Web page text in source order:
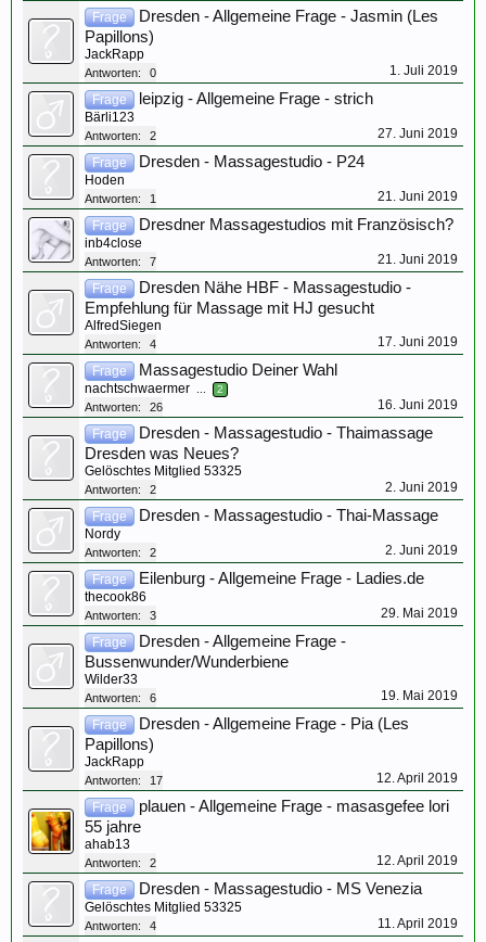
Frage
Dresden - Allgemeine Frage - Jasmin (Les
Papillons)
JackRapp
Antworten: 0 1. Juli 2019
Frage leipzig - Allgemeine Frage - strich
Bärli123
Antworten: 2 27. Juni 2019
Frage Dresden - Massagestudio - P24
Hoden
Antworten: 1 21. Juni 2019
Frage Dresdner Massagestudios mit Französisch?
inb4close
Antworten: 7 21. Juni 2019
Frage
Dresden Nähe HBF - Massagestudio -
Empfehlung für Massage mit HJ gesucht
AlfredSiegen
Antworten: 4 17. Juni 2019
Frage Massagestudio Deiner Wahl
nachtschwaermer ... 2
Antworten: 26 16. Juni 2019
Frage
Dresden - Massagestudio - Thaimassage
Dresden was Neues?
Gelöschtes Mitglied 53325
Antworten: 2 2. Juni 2019
Frage Dresden - Massagestudio - Thai-Massage
Nordy
Antworten: 2 2. Juni 2019
Frage Eilenburg - Allgemeine Frage - Ladies.de
thecook86
Antworten: 3 29. Mai 2019
Frage
Dresden - Allgemeine Frage -
Bussenwunder/Wunderbiene
Wilder33
Antworten: 6 19. Mai 2019
Frage
Dresden - Allgemeine Frage - Pia (Les
Papillons)
JackRapp
Antworten: 17 12. April 2019
Frage
plauen - Allgemeine Frage - masasgefee lori
55 jahre
ahab13
Antworten: 2 12. April 2019
Frage Dresden - Massagestudio - MS Venezia
Gelöschtes Mitglied 53325
Antworten: 4 11. April 2019